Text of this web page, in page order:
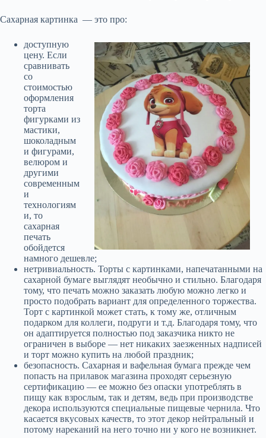
Сахарная картинка — это про:
доступную
цену. Если
сравнивать
со
стоимостью
оформления
торта
фигурками из
мастики,
шоколадным
и фигурами,
велюром и
другими
современным
и
технологиям
и, то
сахарная
печать
обойдется
намного дешевле;
нетривиальность. Торты с картинками, напечатанными на
сахарной бумаге выглядят необычно и стильно. Благодаря
тому, что печать можно заказать любую можно легко и
просто подобрать вариант для определенного торжества.
Торт с картинкой может стать, к тому же, отличным
подарком для коллеги, подруги и т.д. Благодаря тому, что
он адаптируется полностью под заказчика никто не
ограничен в выборе — нет никаких заезженных надписей
и торт можно купить на любой праздник;
безопасность. Сахарная и вафельная бумага прежде чем
попасть на прилавок магазина проходят серьезную
сертификацию — ее можно без опаски употреблять в
пищу как взрослым, так и детям, ведь при производстве
декора используются специальные пищевые чернила. Что
касается вкусовых качеств, то этот декор нейтральный и
потому нареканий на него точно ни у кого не возникнет.